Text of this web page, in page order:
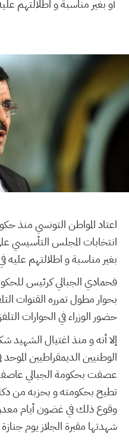
أو بغير مناسبة و اطلالتهم
اعتاد المواطن التونسي منذ
انتخابات المجلس التأسيسي
بغير مناسبة و اطلالتهم
فحمادي الجبالي كرئيس
بحوار مطول تمرره القنوات
حضور الوزراء في الحوارات
إلا أنه و منذ اغتيال
الوطنيين الديمقراطيين
عصفت بحكومة الجبالي
تطيح بحكومته و بحزبه من
وقوع ذلك في غضون أيام
شهدتها مقبرة الجلاز يوم